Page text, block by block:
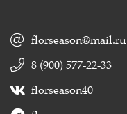
florseason@mail.ru
8 (900) 577-22-33
florseason40